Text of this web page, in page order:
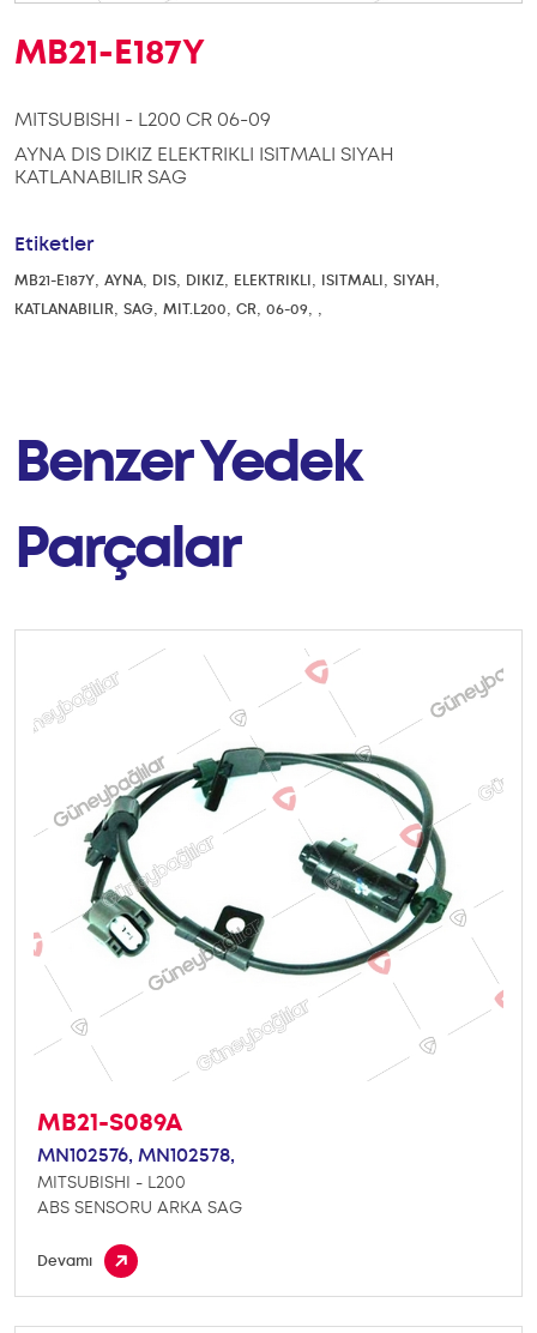
MB21-E187Y
MITSUBISHI - L200 CR 06-09
AYNA DIS DIKIZ ELEKTRIKLI ISITMALI SIYAH
KATLANABILIR SAG
Etiketler
MB21-E187Y, AYNA, DIS, DIKIZ, ELEKTRIKLI, ISITMALI, SIYAH,
KATLANABILIR, SAG, MIT.L200, CR, 06-09, ,
Benzer Yedek
Parçalar
MB21-S089A
MN102576, MN102578,
MITSUBISHI - L200
ABS SENSORU ARKA SAG
Devamı